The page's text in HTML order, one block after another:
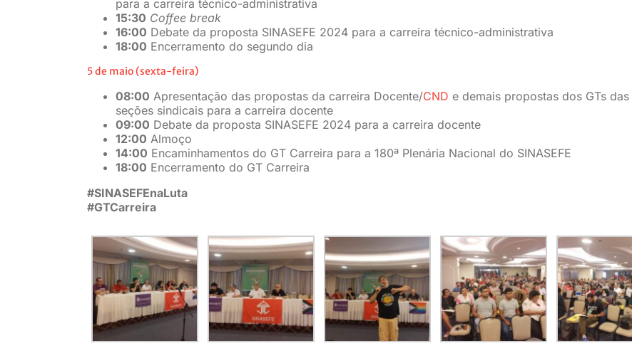
para a carreira técnico-administrativa
15:30 Coffee break
16:00 Debate da proposta SINASEFE 2024 para a carreira técnico-administrativa
18:00 Encerramento do segundo dia
5 de maio (sexta-feira)
08:00 Apresentação das propostas da carreira Docente/CND e demais propostas dos GTs das
seções sindicais para a carreira docente
09:00 Debate da proposta SINASEFE 2024 para a carreira docente
12:00 Almoço
14:00 Encaminhamentos do GT Carreira para a 180ª Plenária Nacional do SINASEFE
18:00 Encerramento do GT Carreira
#SINASEFEnaLuta
#GTCarreira